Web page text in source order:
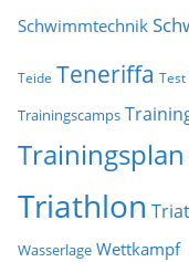
Schwimmtechnik
Teide Teneriffa Test
Trainingscamps
Trainingsplan
Triathlon
Wasserlage Wettkampf